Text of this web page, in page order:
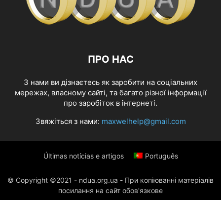
ПРО НАС
З нами ви дізнаєтесь як заробити на соціальних
мережах, власному сайті, та багато різної інформації
про заробіток в інтернеті.
Звяжіться з нами: maxwelhelp@gmail.com
Últimas notícias e artigos Português
© Copyright ©2021 - ndua.org.ua - При копіюванні матеріалів
посилання на сайт обов'язкове